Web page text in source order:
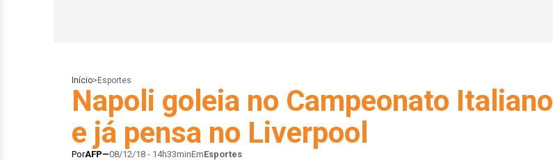
Início> Esportes
Napoli goleia no Campeonato Italiano
e já pensa no Liverpool
PorAFP 08/12/18 - 14h33minEmEsportes